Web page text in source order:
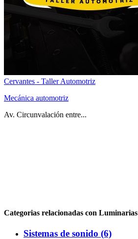
Cervantes - Taller Automotriz
Mecánica automotriz
Av. Circunvalación entre...
Categorias relacionadas con Luminarias
Sistemas de sonido (6)